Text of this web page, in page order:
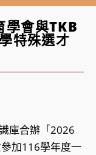
學會與TKB
特殊選才
庫合辦「2026
加116學年度一